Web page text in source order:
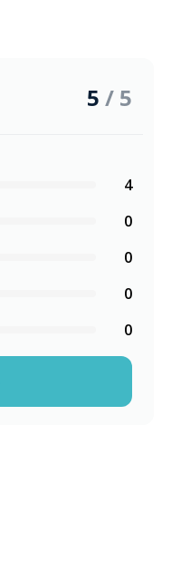
5 / 5
4
0
0
0
0